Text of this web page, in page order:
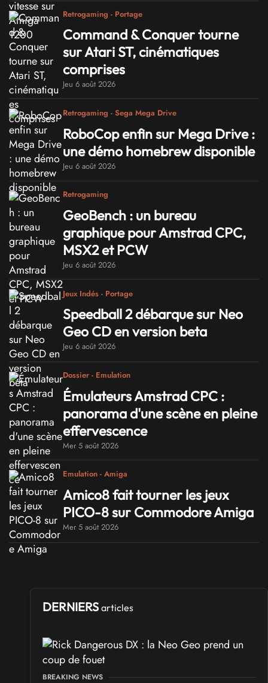
Retrogaming - Portage
Command & Conquer tourne
sur Atari ST, cinématiques
comprises
Jeu 6 août 2026
Retrogaming - Sega Mega Drive
RoboCop enfin sur Mega Drive :
une démo homebrew disponible
Jeu 6 août 2026
Retrogaming
GeoBench : un bureau
graphique pour Amstrad CPC,
MSX2 et PCW
Jeu 6 août 2026
Jeux Indés - Portage
Speedball 2 débarque sur Neo
Geo CD en version beta
Jeu 6 août 2026
Dossier - Emulation
Émulateurs Amstrad CPC :
panorama d'une scène en pleine
effervescence
Mer 5 août 2026
Emulation - Amiga
Amico8 fait tourner les jeux
PICO-8 sur Commodore Amiga
Mer 5 août 2026
DERNIERS articles
BREAKING NEWS